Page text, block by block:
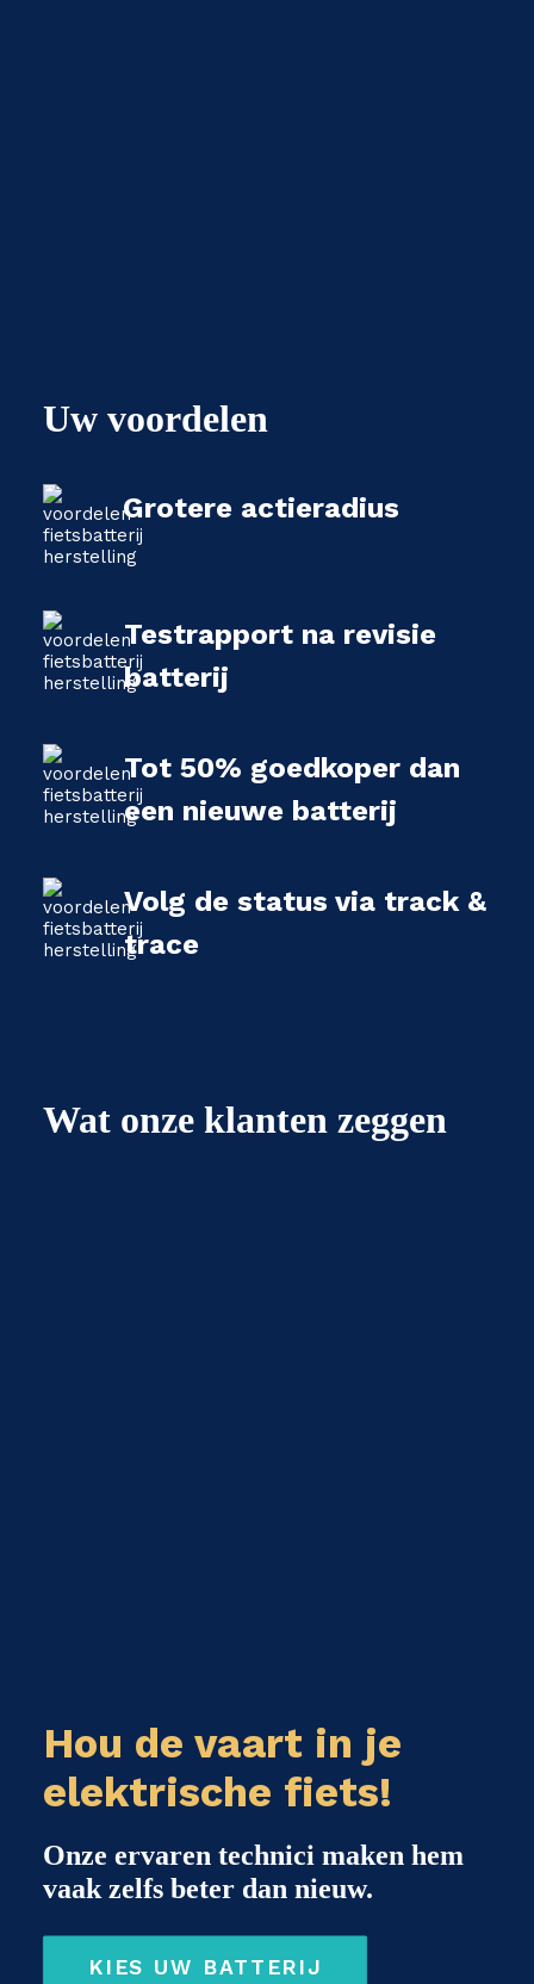
Uw voordelen
Grotere actieradius
Testrapport na revisie
batterij
Tot 50% goedkoper dan
een nieuwe batterij
Volg de status via track &
trace
Wat onze klanten zeggen
Hou de vaart in je
elektrische fiets!
Onze ervaren technici maken hem
vaak zelfs beter dan nieuw.
KIES UW BATTERIJ